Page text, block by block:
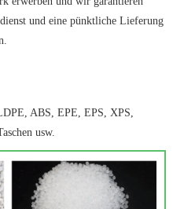
und eine pünktliche Lieferung
ABS, EPE, EPS, XPS,
usw.